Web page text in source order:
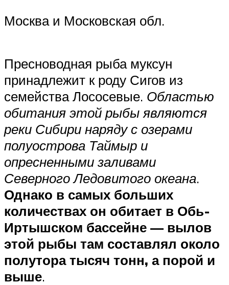
Москва и Московская обл.
Пресноводная рыба муксун
принадлежит к роду Сигов из
семейства Лососевые. Областью
обитания этой рыбы являются
реки Сибири наряду с озерами
полуострова Таймыр и
опресненными заливами
Северного Ледовитого океана.
Однако в самых больших
количествах он обитает в Обь-
Иртышском бассейне — вылов
этой рыбы там составлял около
полутора тысяч тонн, а порой и
выше.